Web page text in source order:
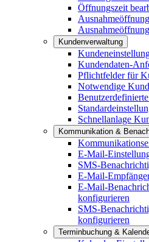
Öffnungszeit
Kundenverwaltung
Kundendaten-
Pflichtfelder für
Notwendige
Schnellanlage
Kommunikation &
E-Mail-
SMS-
E-Mail-
E-Mail-
konfigurieren
SMS-
konfigurieren
Terminbuchung &